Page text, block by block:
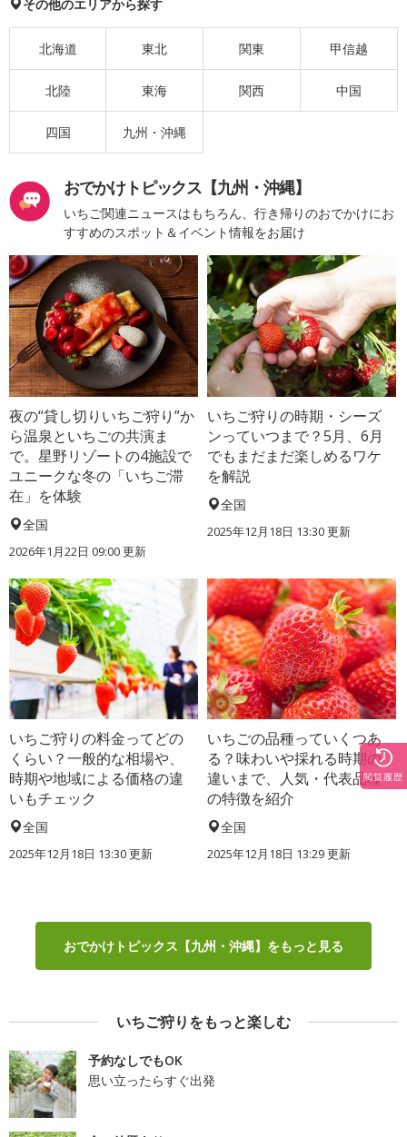
その他のエリアから探す
北海道 東北 関東 甲信越
北陸 東海 関西 中国
四国 九州・沖縄
おでかけトピックス【九州・沖縄】
いちご関連ニュースはもちろん、行き帰りのおでかけにお
すすめのスポット＆イベント情報をお届け
夜の“貸し切りいちご狩り”か
ら温泉といちごの共演ま
で。星野リゾートの4施設で
ユニークな冬の「いちご滞
在」を体験
全国
2026年1月22日 09:00 更新
いちご狩りの時期・シーズ
ンっていつまで？5月、6月
でもまだまだ楽しめるワケ
を解説
全国
2025年12月18日 13:30 更新
いちご狩りの料金ってどの
くらい？一般的な相場や、
時期や地域による価格の違
いもチェック
全国
2025年12月18日 13:30 更新
いちごの品種っていくつあ
る？味わいや採れる時期の
違いまで、人気・代表品種
の特徴を紹介
全国
2025年12月18日 13:29 更新
おでかけトピックス【九州・沖縄】をもっと見る
いちご狩りをもっと楽しむ
予約なしでもOK
思い立ったらすぐ出発
閲覧履歴